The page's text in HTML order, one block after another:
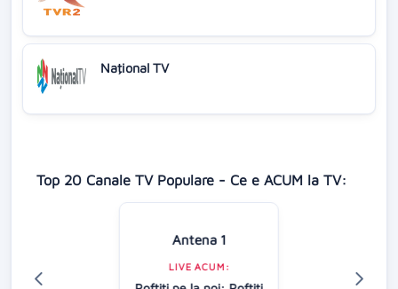
Naţional TV
Top 20 Canale TV Populare - Ce e ACUM la TV:
Antena 1
LIVE ACUM: